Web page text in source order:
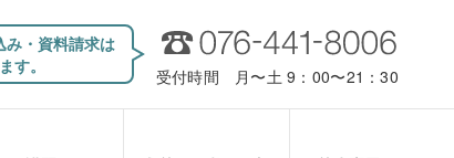
み・資料請求は
す。
受付時間 月〜土 9：00〜21：30